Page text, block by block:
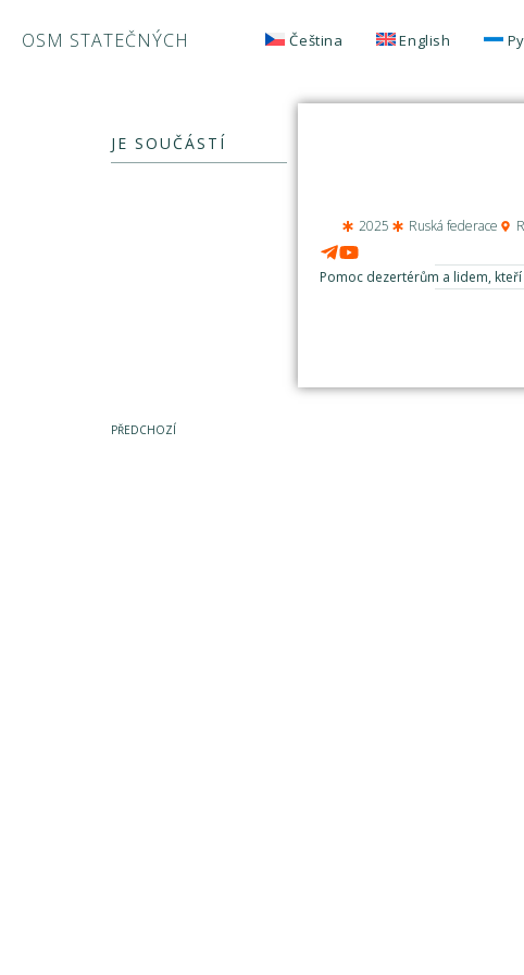
OSM STATEČNÝCH Čeština English
JE SOUČÁSTÍ
2025 Ruská federace
Pomoc dezertérům a lidem,
PŘEDCHOZÍ